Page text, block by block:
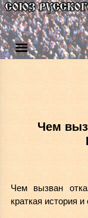
Чем
Чем вызван
краткая история